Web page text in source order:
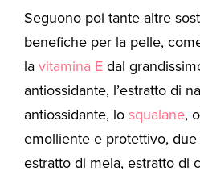
Seguono poi tante altre
benefiche per la pelle,
lavitamina Edal
antiossidante, l’estratto di
antiossidante, losqualane,
emolliente e protettivo,
estratto di mela, estratto di